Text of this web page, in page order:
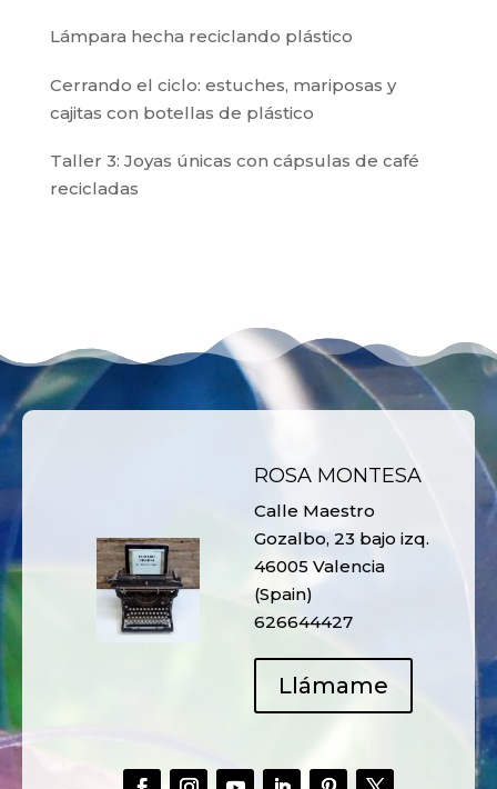
Lámpara hecha reciclando plástico
Cerrando el ciclo: estuches, mariposas y
cajitas con botellas de plástico
Taller 3: Joyas únicas con cápsulas de café
recicladas
ROSA MONTESA
Calle Maestro
Gozalbo, 23 bajo izq.
46005 Valencia
(Spain)
626644427
Llámame